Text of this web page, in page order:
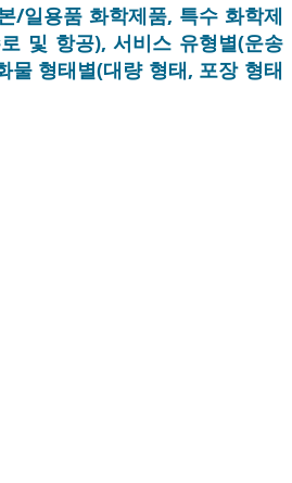
/일용품 화학제품, 특수 화학제
및 항공), 서비스 유형별(운송
물 형태별(대량 형태, 포장 형태